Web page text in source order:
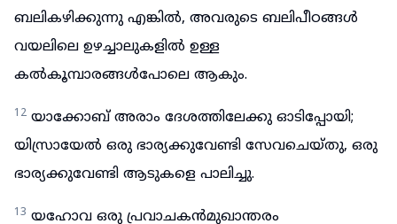
ബലികഴിക്കുന്നു എങ്കിൽ, അവരുടെ ബലിപീഠങ്ങൾ
വയലിലെ ഉഴച്ചാലുകളിൽ ഉള്ള
കൽകൂമ്പാരങ്ങൾപോലെ ആകും.
12 യാക്കോബ് അരാം ദേശത്തിലേക്കു ഓടിപ്പോയി;
യിസ്രായേൽ ഒരു ഭാര്യക്കുവേണ്ടി സേവചെയ്തു, ഒരു
ഭാര്യക്കുവേണ്ടി ആടുകളെ പാലിച്ചു.
13 യഹോവ ഒരു പ്രവാചകൻമുഖാന്തരം